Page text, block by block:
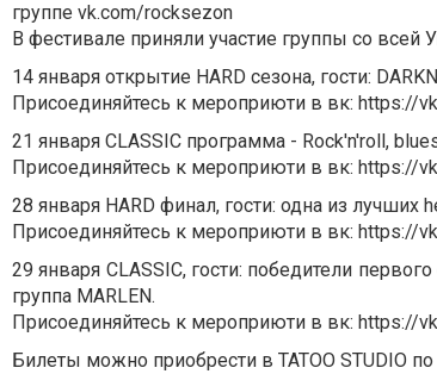
группе vk.com/rocksezon
В фестивале приняли участие группы со
14 января открытие HARD сезона, гости:
Присоединяйтесь к мероприюти в вк: https://
21 января CLASSIC программа - Rock'n'roll,
Присоединяйтесь к мероприюти в вк: https://
28 января HARD финал, гости: одна из
Присоединяйтесь к мероприюти в вк: https://
29 января CLASSIC, гости: победители
группа MARLEN.
Присоединяйтесь к мероприюти в вк: https://
Билеты можно приобрести в TATOO STUDIO